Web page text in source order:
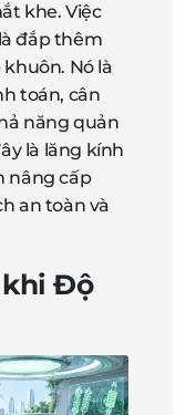
khe. Việc
đắp thêm
Nó là
toán, cân
năng quản
là lăng kính
nâng cấp
an toàn và
khi Độ